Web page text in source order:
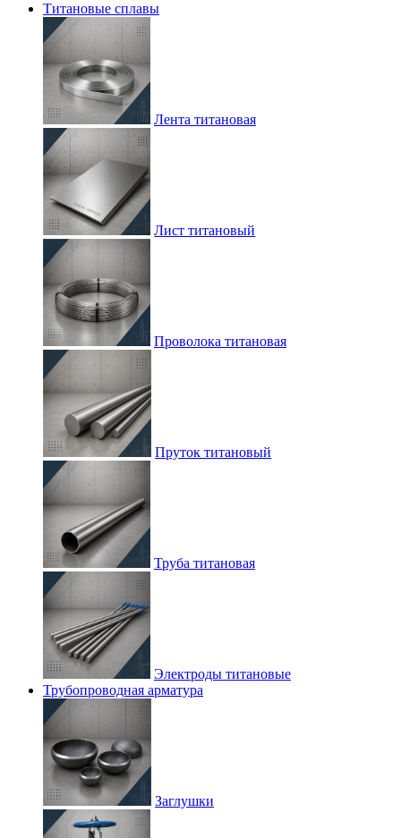
Титановые сплавы
Лента титановая
Лист титановый
Проволока титановая
Пруток титановый
Труба титановая
Электроды титановые
Трубопроводная арматура
Заглушки